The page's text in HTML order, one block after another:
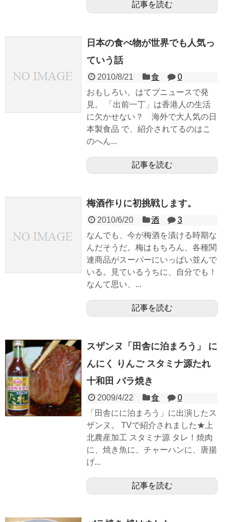
記事を読む
日本の食べ物が世界でも人気っ
ていう話
2010/8/21 食
0
おもしろい。はてブニュースで発
見。 「出前一丁」は香港人の生活
に欠かせない？ 海外で大人気の日
本製食品 で、紹介されてるのはこ
のへん...
記事を読む
梅酒作りに初挑戦します。
2010/6/20 酒
3
なんでも、今が梅酒を漬ける時期な
んだそうだ。梅はもちろん、各種関
連商品がスーパーにいっぱい並んで
いる。見ているうちに、自分でも！
なんて思い、...
記事を読む
スザンヌ「田舎に泊まろう」 に
んにく りんご スタミナ源たれ
十和田 バラ焼き
2009/4/22 食
0
「田舎にに泊まろう」に出演したス
ザンヌ。 TVで紹介されました★上
北農産加工 スタミナ源 タレ！焼肉
に、焼き魚に、チャーハンに、唐揚
げ...
記事を読む